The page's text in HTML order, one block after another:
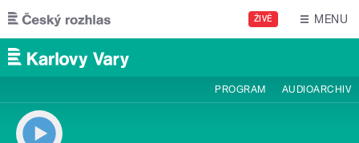
Přejít k hlavnímu obsahu
ŽIVĚ MENU
PROGRAM AUDIOARCHIV